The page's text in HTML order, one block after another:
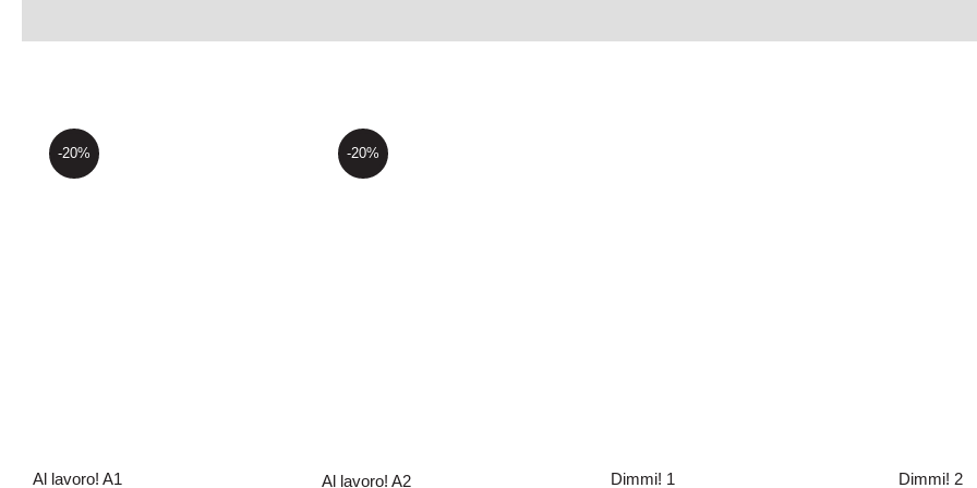
-20%
Al lavoro! A1
-20%
Al lavoro! A2 Dimmi! 1 Dimmi! 2